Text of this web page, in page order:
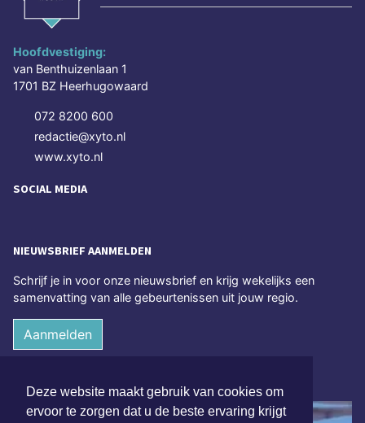
Deze website maakt gebruik van cookies om
ervoor te zorgen dat u de beste ervaring krijgt
Hoofdvestiging:
van Benthuizenlaan 1
1701 BZ Heerhugowaard
072 8200 600
redactie@xyto.nl
www.xyto.nl
SOCIAL MEDIA
NIEUWSBRIEF AANMELDEN
Schrijf je in voor onze nieuwsbrief en krijg wekelijks een
samenvatting van alle gebeurtenissen uit jouw regio.
Aanmelden